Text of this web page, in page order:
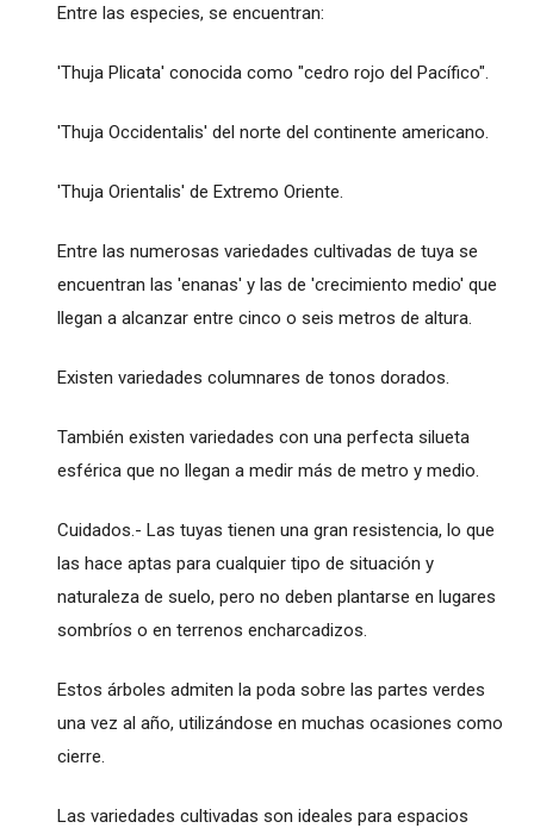
Entre las especies, se encuentran:
'Thuja Plicata' conocida como "cedro rojo del Pacífico".
'Thuja Occidentalis' del norte del continente americano.
'Thuja Orientalis' de Extremo Oriente.
Entre las numerosas variedades cultivadas de tuya se
encuentran las 'enanas' y las de 'crecimiento medio' que
llegan a alcanzar entre cinco o seis metros de altura.
Existen variedades columnares de tonos dorados.
También existen variedades con una perfecta silueta
esférica que no llegan a medir más de metro y medio.
Cuidados.- Las tuyas tienen una gran resistencia, lo que
las hace aptas para cualquier tipo de situación y
naturaleza de suelo, pero no deben plantarse en lugares
sombríos o en terrenos encharcadizos.
Estos árboles admiten la poda sobre las partes verdes
una vez al año, utilizándose en muchas ocasiones como
cierre.
Las variedades cultivadas son ideales para espacios